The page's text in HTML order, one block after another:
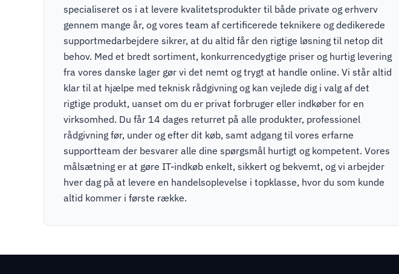
specialiseret os i at levere kvalitetsprodukter til både private og erhverv
gennem mange år, og vores team af certificerede teknikere og dedikerede
supportmedarbejdere sikrer, at du altid får den rigtige løsning til netop dit
behov. Med et bredt sortiment, konkurrencedygtige priser og hurtig levering
fra vores danske lager gør vi det nemt og trygt at handle online. Vi står altid
klar til at hjælpe med teknisk rådgivning og kan vejlede dig i valg af det
rigtige produkt, uanset om du er privat forbruger eller indkøber for en
virksomhed. Du får 14 dages returret på alle produkter, professionel
rådgivning før, under og efter dit køb, samt adgang til vores erfarne
supportteam der besvarer alle dine spørgsmål hurtigt og kompetent. Vores
målsætning er at gøre IT-indkøb enkelt, sikkert og bekvemt, og vi arbejder
hver dag på at levere en handelsoplevelse i topklasse, hvor du som kunde
altid kommer i første række.